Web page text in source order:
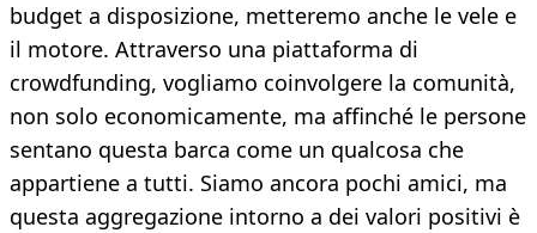
budget a disposizione, metteremo anche le vele e
il motore. Attraverso una piattaforma di
crowdfunding, vogliamo coinvolgere la comunità,
non solo economicamente, ma affinché le persone
sentano questa barca come un qualcosa che
appartiene a tutti. Siamo ancora pochi amici, ma
questa aggregazione intorno a dei valori positivi è